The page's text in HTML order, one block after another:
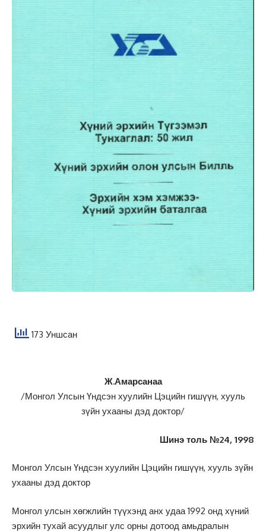
173 Уншсан
Ж.Амарсанаа
/Монгол Улсын Үндсэн хуулийн Цэцийн гишүүн, хууль
зүйн ухааны дэд доктор/
Шинэ толь №24, 1998
Монгол Улсын Үндсэн хуулийн Цэцийн гишүүн, хууль зүйн
ухааны дэд доктор
Монгол улсын хөгжлийн түүхэнд анх удаа 1992 онд хүний
эрхийн тухай асуудлыг улс орны дотоод амьдралын